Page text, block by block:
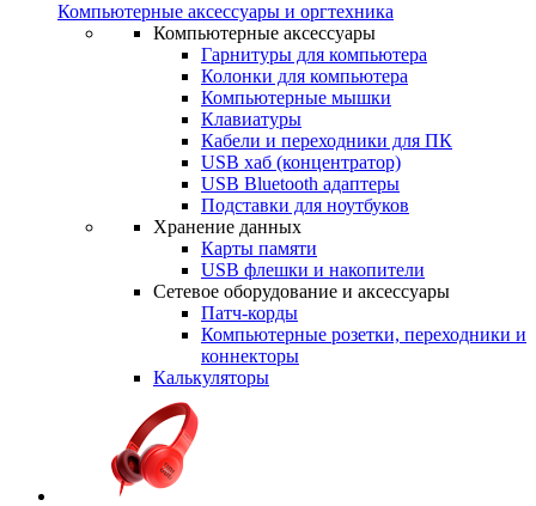
Компьютерные аксессуары и оргтехника
Компьютерные аксессуары
Гарнитуры для компьютера
Колонки для компьютера
Компьютерные мышки
Клавиатуры
Кабели и переходники для ПК
USB хаб (концентратор)
USB Bluetooth адаптеры
Подставки для ноутбуков
Хранение данных
Карты памяти
USB флешки и накопители
Сетевое оборудование и аксессуары
Патч-корды
Компьютерные розетки, переходники и
коннекторы
Калькуляторы